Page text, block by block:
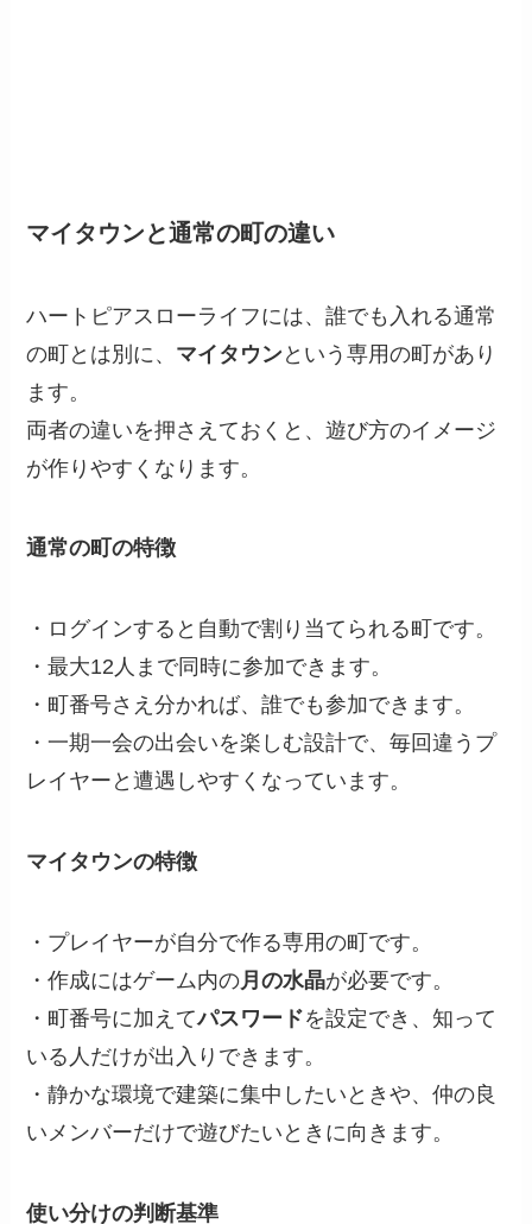
マイタウンと通常の町の違い
ハートピアスローライフには、誰でも入れる通常
の町とは別に、 マイタウンという専用の町があり
ます。
両者の違いを押さえておくと、遊び方のイメージ
が作りやすくなります。
通常の町の特徴
・ログインすると自動で割り当てられる町です。
・最大12人まで同時に参加できます。
・町番号さえ分かれば、誰でも参加できます。
・一期一会の出会いを楽しむ設計で、毎回違うプ
レイヤーと遭遇しやすくなっています。
マイタウンの特徴
・プレイヤーが自分で作る専用の町です。
・作成にはゲーム内の月の水晶が必要です。
・町番号に加えてパスワードを設定でき、知って
いる人だけが出入りできます。
・静かな環境で建築に集中したいときや、仲の良
いメンバーだけで遊びたいときに向きます。
使い分けの判断基準